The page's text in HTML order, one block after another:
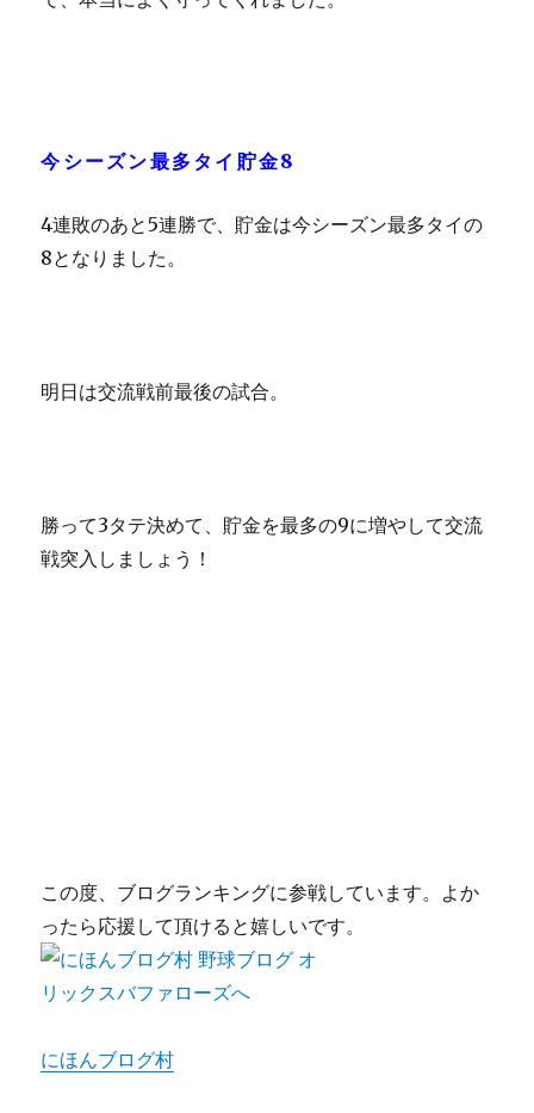
今シーズン最多タイ貯金8
4連敗のあと5連勝で、貯金は今シーズン最多タイの
8となりました。
明日は交流戦前最後の試合。
勝って3タテ決めて、貯金を最多の9に増やして交流
戦突入しましょう！
この度、ブログランキングに参戦しています。よか
ったら応援して頂けると嬉しいです。
にほんブログ村